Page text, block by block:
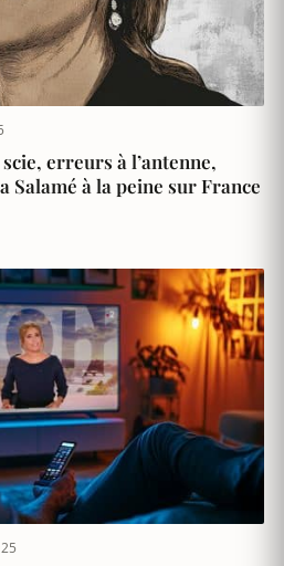
erreurs à l’antenne,
Salamé à la peine sur France